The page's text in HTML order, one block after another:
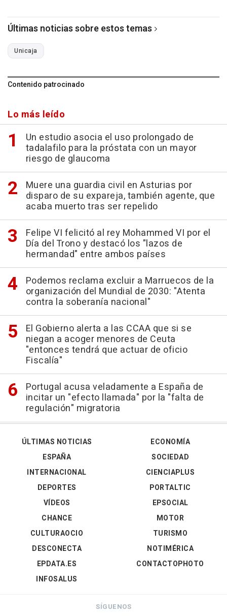
Últimas noticias sobre estos temas
Unicaja
Contenido patrocinado
Lo más leído
Un estudio asocia el uso prolongado de
tadalafilo para la próstata con un mayor
riesgo de glaucoma
Muere una guardia civil en Asturias por
disparo de su expareja, también agente, que
acaba muerto tras ser repelido
Felipe VI felicitó al rey Mohammed VI por el
Día del Trono y destacó los "lazos de
hermandad" entre ambos países
Podemos reclama excluir a Marruecos de la
organización del Mundial de 2030: "Atenta
contra la soberanía nacional"
El Gobierno alerta a las CCAA que si se
niegan a acoger menores de Ceuta
"entonces tendrá que actuar de oficio
Fiscalía"
Portugal acusa veladamente a España de
incitar un "efecto llamada" por la "falta de
regulación" migratoria
ÚLTIMAS NOTICIAS
ESPAÑA
INTERNACIONAL
DEPORTES
VÍDEOS
ECONOMÍA
SOCIEDAD
CIENCIAPLUS
PORTALTIC
EPSOCIAL
CHANCE
CULTURAOCIO
DESCONECTA
EPDATA.ES
INFOSALUS
MOTOR
TURISMO
NOTIMÉRICA
CONTACTOPHOTO
SÍGUENOS